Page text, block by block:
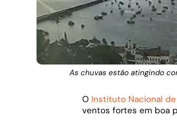
As chuvas estão atingindo
O Instituto Nacional
ventos fortes em boa